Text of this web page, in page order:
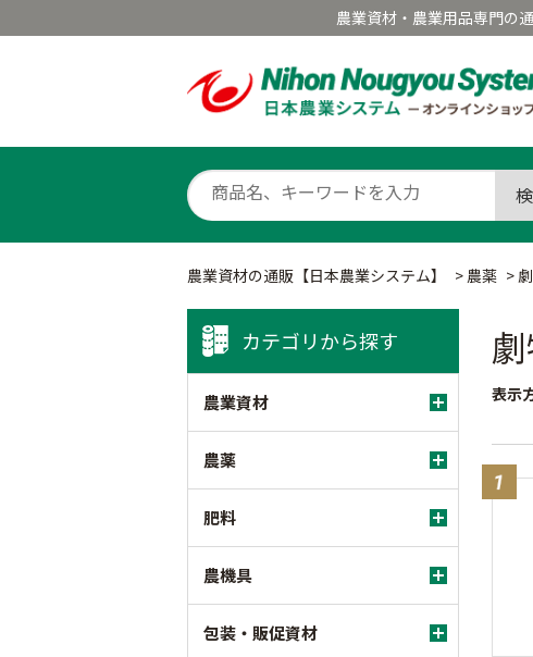
農業資材・農業用品専門の
農業資材の通販【日本農業システム】 > 農薬 >
カテゴリから探す
農業資材
農薬
肥料
農機具
包装・販促資材
表示